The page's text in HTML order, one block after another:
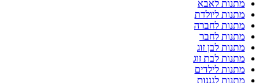
מתנות לאבא
מתנות ליולדת
מתנות לחברה
מתנות לחבר
מתנות לבן זוג
מתנות לבת זוג
מתנות לילדים
מתנות לגננות